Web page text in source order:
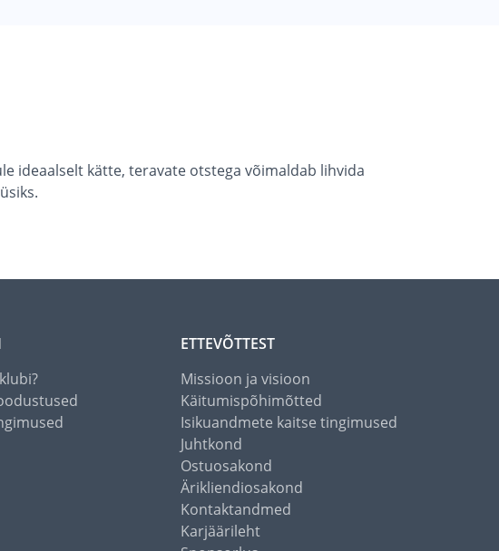
ideaalselt kätte, teravate otstega võimaldab lihvida
ETTEVÕTTEST
Missioon ja visioon
Käitumispõhimõtted
Isikuandmete kaitse tingimused
Juhtkond
Ostuosakond
Ärikliendiosakond
Kontaktandmed
Karjäärileht